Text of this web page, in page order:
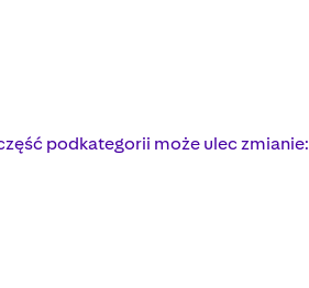
podkategorii może ulec zmianie: